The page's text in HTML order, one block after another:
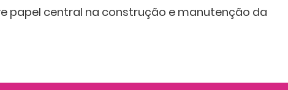
papel central na construção e manutenção da